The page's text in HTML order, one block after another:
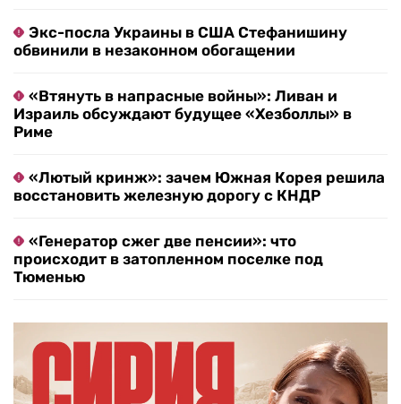
Экс-посла Украины в США Стефанишину
обвинили в незаконном обогащении
«Втянуть в напрасные войны»: Ливан и
Израиль обсуждают будущее «Хезболлы» в
Риме
«Лютый кринж»: зачем Южная Корея решила
восстановить железную дорогу с КНДР
«Генератор сжег две пенсии»: что
происходит в затопленном поселке под
Тюменью